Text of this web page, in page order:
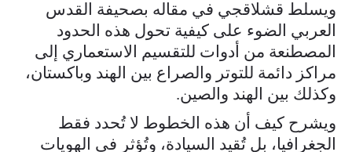
ويسلط قشلاقجي في مقاله بصحيفة القدس
العربي الضوء على كيفية تحول هذه الحدود
المصطنعة من أدوات للتقسيم الاستعماري إلى
مراكز دائمة للتوتر والصراع بين الهند وباكستان،
وكذلك بين الهند والصين.
ويشرح كيف أن هذه الخطوط لا تُحدد فقط
الجغرافيا، بل تُقيد السيادة، وتُؤثر في الهويات